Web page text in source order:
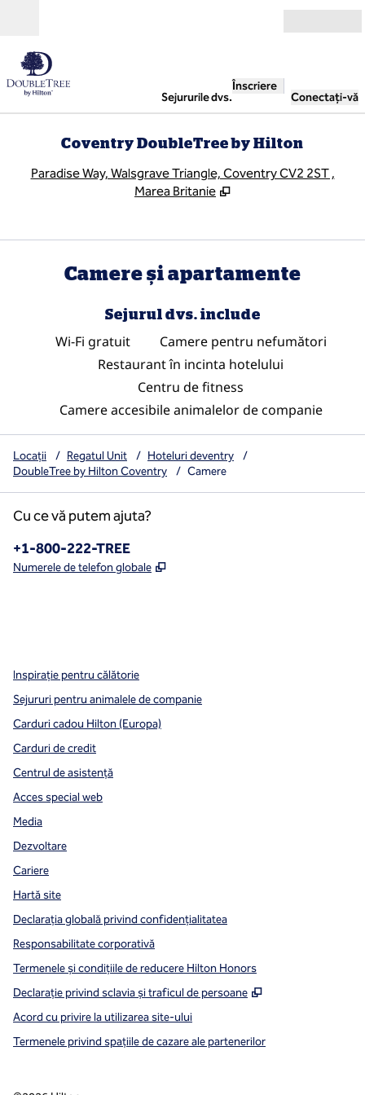
Sejururile dvs.
Înscriere
Conectați-vă
Coventry DoubleTree by Hilton
Paradise Way, Walsgrave Triangle, Coventry CV2 2ST ,
Marea Britanie
Camere și apartamente
Sejurul dvs. include
Wi-Fi gratuit
Camere pentru nefumători
Restaurant în incinta hotelului
Centru de fitness
Camere accesibile animalelor de companie
Locații / Regatul Unit / Hoteluri deventry
/
DoubleTree by Hilton Coventry
/ Camere
Cu ce vă putem ajuta?
Telefon:
+1-800-222-TREE
Numerele de telefon globale ,
Inspirație pentru călătorie
Sejururi pentru animalele de companie
Carduri cadou Hilton (Europa)
Carduri de credit
Centrul de asistență
Acces special web
Media
Dezvoltare
Cariere
Hartă site
Declarația globală privind confidenţialitatea
Responsabilitate corporativă
Termenele și condițiile de reducere Hilton Honors
Declarație privind sclavia și traficul de persoane
,
Acord cu privire la utilizarea site-ului
Termenele privind spațiile de cazare ale partenerilor